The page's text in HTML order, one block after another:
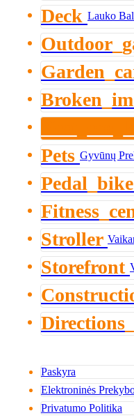
Deck Lauko
Pets Gyvūnų
Pedal_bike
Stroller
Storefront
Paskyra
Elektroninės
Privatumo Politika